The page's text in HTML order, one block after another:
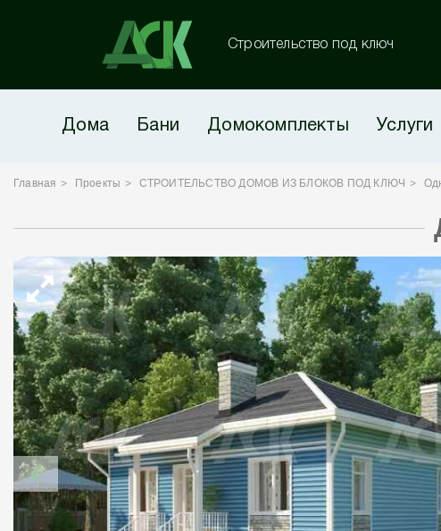
Строительство под ключ
Дома Бани Домокомплекты Услуги
Главная Проекты СТРОИТЕЛЬСТВО ДОМОВ ИЗ БЛОКОВ ПОД КЛЮЧ